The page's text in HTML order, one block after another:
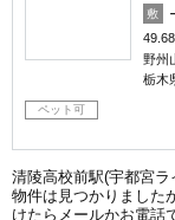
敷
野州
栃木
ペット可
清陵高校前駅(宇都宮
物件は見つかりました
けたらメールかお電話